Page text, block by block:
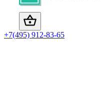
+7(495) 912-83-65